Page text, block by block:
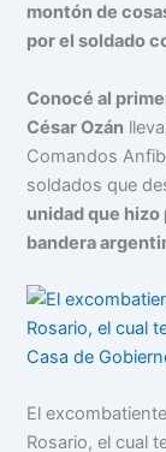
montón de
por el soldado
Conocé al
César Ozán
Comandos
soldados que
unidad que hizo
bandera
El
Rosario, el cual